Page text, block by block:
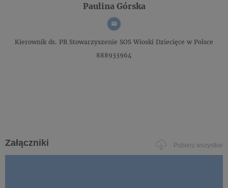
Paulina Górska
Kierownik ds. PRStowarzyszenie SOS Wioski Dziecięce w Polsce
888933964
Załączniki Pobierz wszystkie